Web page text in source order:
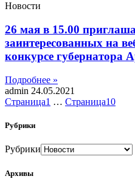
Новости
26 мая в 15.00
заинтересованных на
конкурсе губернатора
Подробнее »
admin 24.05.2021
Страница1 … Страница10
Рубрики
Рубрики
Архивы